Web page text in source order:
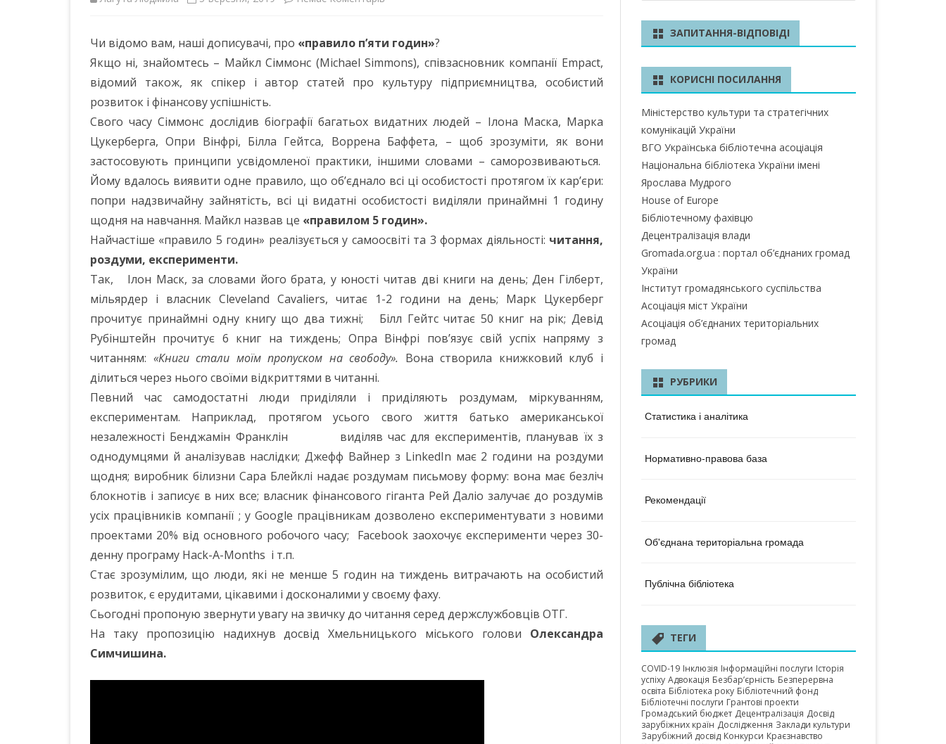
ДОНЕЦЬКА ОБЛАСТЬ
ЖИТОМИРСЬКА ОБЛАСТЬ
ЗАКАРПАТСЬКА ОБЛАСТЬ
ЗАПОРІЗЬКА ОБЛАСТЬ
ІВАНО-ФРАНКІВСЬКА ОБЛАСТЬ
КИЇВСЬКА ОБЛАСТЬ
КІРОВОГРАДСЬКА ОБЛАСТЬ
ЛУГАНСЬКА ОБЛАСТЬ
ЛЬВІВСЬКА ОБЛАСТЬ
МИКОЛАЇВСЬКА ОБЛАСТЬ
ОДЕСЬКА ОБЛАСТЬ
РІВНЕНСЬКА ОБЛАСТЬ
СУМСЬКА ОБЛАСТЬ
ТЕРНОПІЛЬСЬКА ОБЛАСТЬ
ХАРКІВСЬКА ОБЛАСТЬ
ХЕРСОНСЬКА ОБЛАСТЬ
ХМЕЛЬНИЦЬКА ОБЛАСТЬ
ЧЕРКАСЬКА ОБЛАСТЬ
ЧЕРНІГІВСЬКА ОБЛАСТЬ
би
ти
був
–
будь
кращим
!
Чи відомо вам, наші дописувачі, про «правило п’яти годин»?
Якщо ні, знайомтесь – Майкл Сіммонс (Michael Simmons), співзасновник компанії Empact,
відомий також, як спікер і автор статей про культуру підприємництва, особистий
розвиток і фінансову успішність.
Свого часу Сіммонс дослідив біографії багатьох видатних людей – Ілона Маска, Марка
Цукерберга, Опри Вінфрі, Білла Гейтса, Воррена Баффета, – щоб зрозуміти, як вони
застосовують принципи усвідомленої практики, іншими словами – саморозвиваються.
Йому вдалось виявити одне правило, що об’єднало всі ці особистості протягом їх кар’єри:
попри надзвичайну зайнятість, всі ці видатні особистості виділяли принаймні 1 годину
щодня на навчання. Майкл назвав це «правилом 5 годин».
Найчастіше «правило 5 годин» реалізується у самоосвіті та 3 формах діяльності: читання,
роздуми, експерименти.
Так, Ілон Маск, за словами його брата, у юності читав дві книги на день; Ден Гілберт,
мільярдер і власник Cleveland Cavaliers, читає 1-2 години на день; Марк Цукерберг
прочитує принаймні одну книгу що два тижні; Білл Гейтс читає 50 книг на рік; Девід
Рубінштейн прочитує 6 книг на тиждень; Опра Вінфрі пов’язує свій успіх напряму з
читанням: «Книги стали моїм пропуском на свободу». Вона створила книжковий клуб і
ділиться через нього своїми відкриттями в читанні.
Певний час самодостатні люди приділяли і приділяють роздумам, міркуванням,
експериментам. Наприклад, протягом усього свого життя батько американської
незалежності Бенджамін Франклін виділяв час для експериментів, планував їх з
однодумцями й аналізував наслідки; Джефф Вайнер з LinkedIn має 2 години на роздуми
щодня; виробник білизни Сара Блейклі надає роздумам письмову форму: вона має безліч
блокнотів і записує в них все; власник фінансового гіганта Рей Даліо залучає до роздумів
усіх працівників компанії ; у Google працівникам дозволено експериментувати з новими
проектами 20% від основного робочого часу; Facebook заохочує експерименти через 30-
денну програму Hack-A-Months і т.п.
Стає зрозумілим, що люди, які не менше 5 годин на тиждень витрачають на особистий
розвиток, є ерудитами, цікавими і досконалими у своєму фаху.
Сьогодні пропоную звернути увагу на звичку до читання серед держслужбовців ОТГ.
На таку пропозицію надихнув досвід Хмельницького міського голови Олександра
Симчишина.
к
ЗАПИТАННЯ-ВІДПОВІДІ
КОРИСНІ ПОСИЛАННЯ
Міністерство культури та стратегічних
комунікацій України
ВГО Українська бібліотечна асоціація
Національна бібліотека України імені
Ярослава Мудрого
House of Europe
Бібліотечному фахівцю
Децентралізація влади
Gromada.org.ua : портал об’єднаних громад
України
Інститут громадянського суспільства
Асоціація міст України
Асоціація об’єднаних територіальних
громад
РУБРИКИ
Статистика і аналітика
Нормативно-правова база
Рекомендації
Об'єднана територіальна громада
Публічна бібліотека
ТЕГИ
COVID-19 Інклюзія Інформаційні послуги Історія
успіху Адвокація Безбар’єрність Безперервна
освіта Бібліотека року Бібліотечний фонд
Бібліотечні послуги Грантові проекти
Громадський бюджет Децентралізація Досвід
зарубіжних країн Дослідження Заклади культури
Зарубіжний досвід Конкурси Краєзнавство